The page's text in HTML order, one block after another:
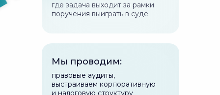
где задача выходит за рамки
поручения выиграть в суде
Мы проводим:
правовые аудиты,
выстраиваем корпоративную
и налоговую структуру